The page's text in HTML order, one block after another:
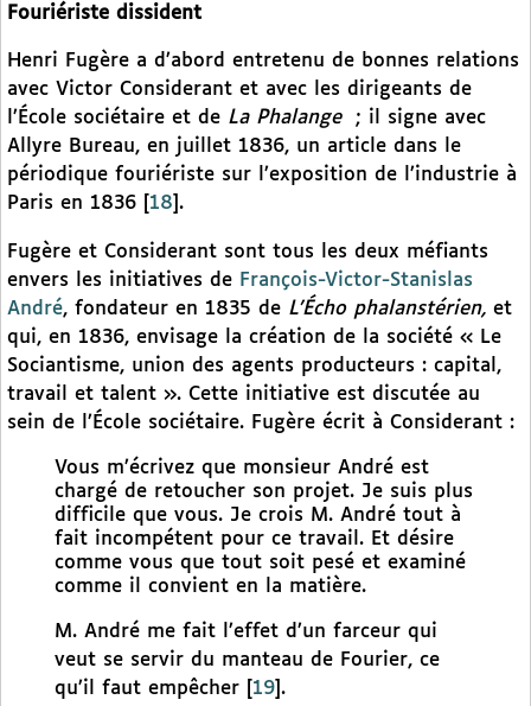
Fouriériste dissident
Henri Fugère a d’abord entretenu de bonnes relations
avec Victor Considerant et avec les dirigeants de
l’École sociétaire et de La Phalange
; il signe avec
Allyre Bureau, en juillet 1836, un article dans le
périodique fouriériste sur l’exposition de l’industrie à
Paris en 1836
18 .
Fugère et Considerant sont tous les deux méfiants
envers les initiatives de François-Victor-Stanislas
André, fondateur en 1835 de L’Écho phalanstérien, et
qui, en 1836, envisage la création de la société « Le
Sociantisme, union des agents producteurs : capital,
travail et talent ». Cette initiative est discutée au
sein de l’École sociétaire. Fugère écrit à Considerant :
Vous m’écrivez que monsieur André est
chargé de retoucher son projet. Je suis plus
difficile que vous. Je crois M. André tout à
fait incompétent pour ce travail. Et désire
comme vous que tout soit pesé et examiné
comme il convient en la matière.
M. André me fait l’effet d’un farceur qui
veut se servir du manteau de Fourier, ce
qu’il faut empêcher
19 .